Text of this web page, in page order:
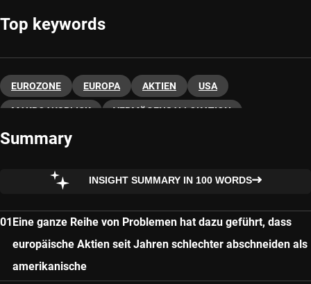
Top keywords
EUROZONE EUROPA AKTIEN USA
MAKROAUSBLICK VERMÖGENSALLOKATION
MULTI ASSET
Summary
INSIGHT SUMMARY IN 100 WORDS
Eine ganze Reihe von Problemen hat dazu geführt, dass
europäische Aktien seit Jahren schlechter abschneiden als
amerikanische